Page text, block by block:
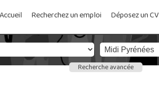
Accueil Recherchez un emploi Déposez un CV
Recherche avancée